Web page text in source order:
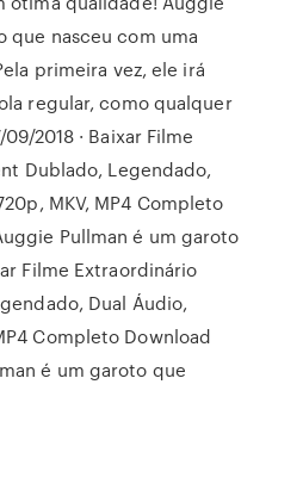
que nasceu com uma
primeira vez, ele irá
regular, como qualquer
2018 · Baixar Filme
Dublado, Legendado,
MKV, MP4 Completo
Pullman é um garoto
Filme Extraordinário
Dual Áudio,
Completo Download
é um garoto que